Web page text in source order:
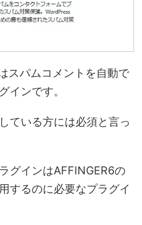
スパムコメントを自動で
インです。
ている方には必須と言っ
グインはAFFINGER6の
するのに必要なプラグイ